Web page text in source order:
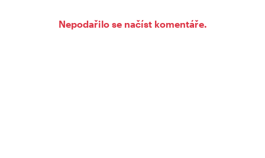
Nepodařilo se načíst komentáře.